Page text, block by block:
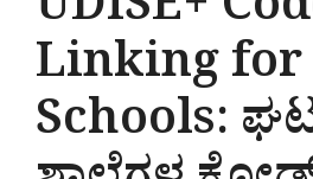
Linking for
Schools: